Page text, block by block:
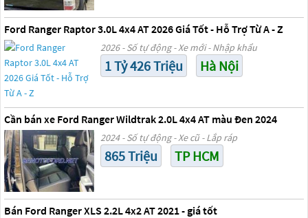
Ford Ranger Raptor 3.0L 4x4 AT 2026 Giá Tốt - Hỗ Trợ Từ A - Z
2026 - Số tự động - Xe mới - Nhập khẩu
1 Tỷ 426 Triệu Hà Nội
Cần bán xe Ford Ranger Wildtrak 2.0L 4x4 AT màu Đen 2024
2024 - Số tự động - Xe cũ - Lắp ráp
865 Triệu TP HCM
Bán Ford Ranger XLS 2.2L 4x2 AT 2021 - giá tốt